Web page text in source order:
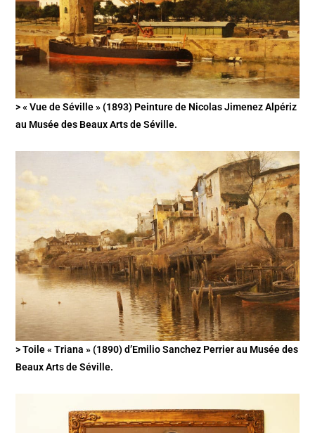
> « Vue de Séville » (1893) Peinture de Nicolas Jimenez Alpériz
au Musée des Beaux Arts de Séville.
> Toile « Triana » (1890) d’Emilio Sanchez Perrier au Musée des
Beaux Arts de Séville.